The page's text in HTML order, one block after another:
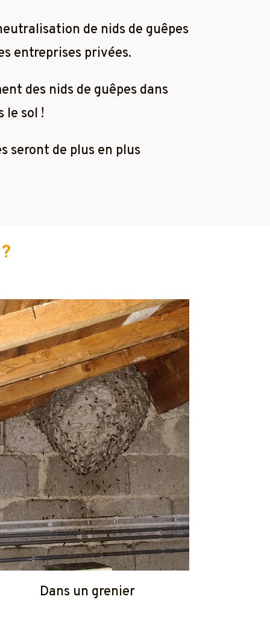
de nids de guêpes
entreprises privées.
des nids de guêpes dans
le sol !
seront de plus en plus
Dans un grenier